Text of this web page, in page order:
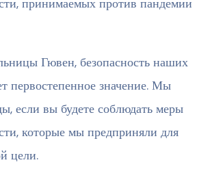
принимаемых против пандемии
Гювен, безопасность наших
первостепенное значение. Мы
если вы будете соблюдать меры
которые мы предприняли для
цели.